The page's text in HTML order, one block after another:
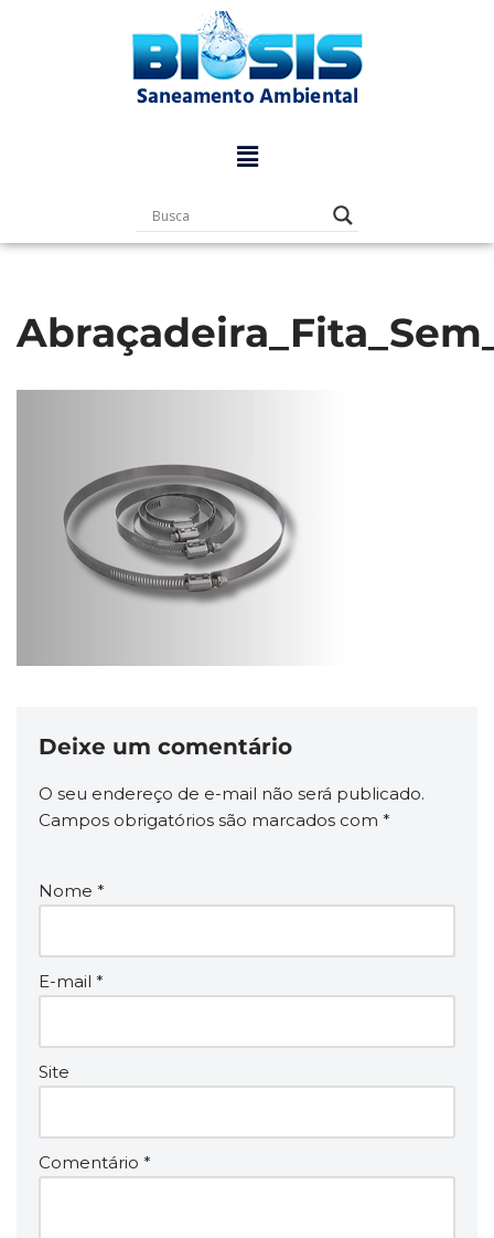
Deixe um comentário
O seu endereço de e-mail não será publicado.
Campos obrigatórios são marcados com *
Nome *
E-mail *
Site
Comentário *